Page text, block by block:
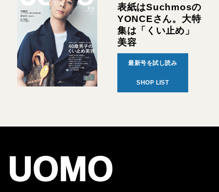
表紙はSuchmosの
YONCEさん。大特
集は「くい止め」
美容
最新号を試し読み
SHOP LIST